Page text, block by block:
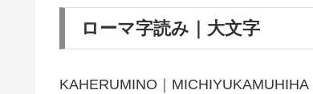
ローマ字読み｜大文字
KAHERUMINO｜